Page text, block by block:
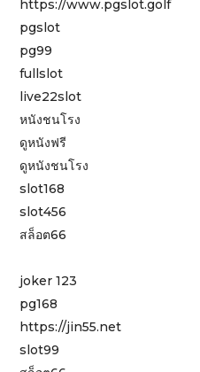
https://www.pgslot.golf
pgslot
pg99
fullslot
live22slot
หนังชนโรง
ดูหนังฟรี
ดูหนังชนโรง
slot168
slot456
สล็อต66
joker 123
pg168
https://jin55.net
slot99